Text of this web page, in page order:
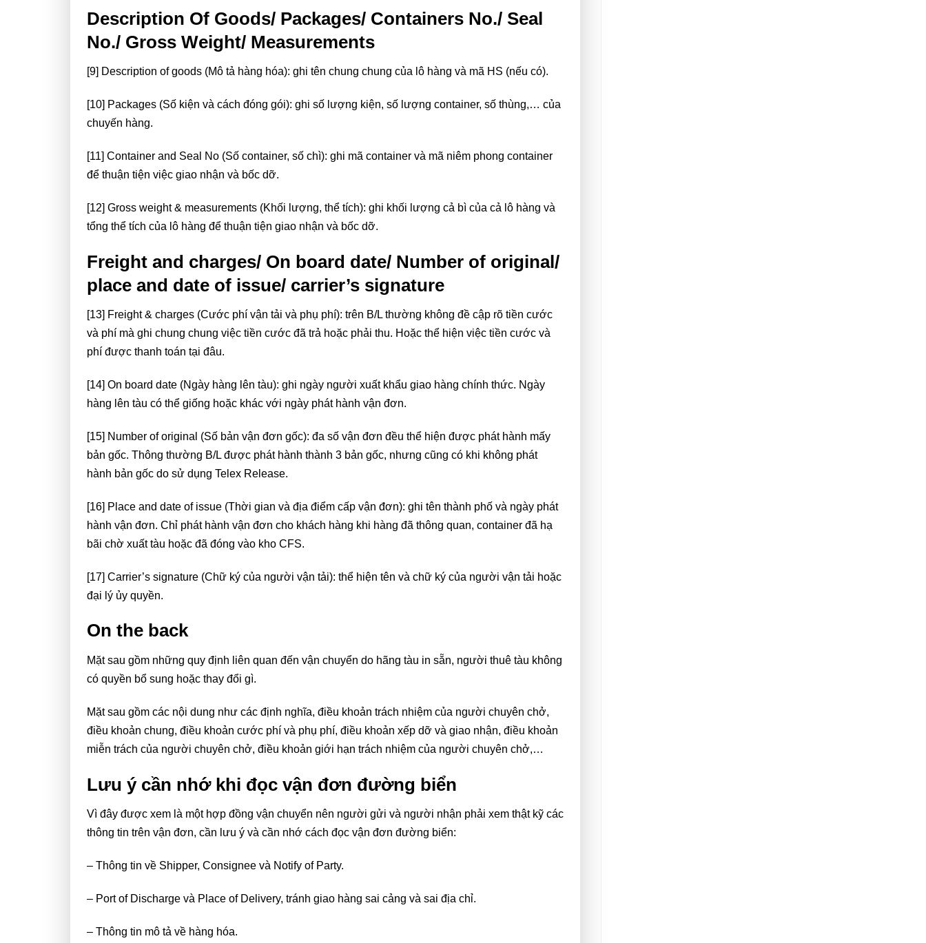
Description Of Goods/ Packages/ Containers No./ Seal
No./ Gross Weight/ Measurements
[9] Description of goods (Mô tả hàng hóa): ghi tên chung chung của lô hàng và mã HS (nếu có).
[10] Packages (Số kiện và cách đóng gói): ghi số lượng kiện, số lượng container, số thùng,… của
chuyến hàng.
[11] Container and Seal No (Số container, số chì): ghi mã container và mã niêm phong container
để thuận tiện việc giao nhận và bốc dỡ.
[12] Gross weight & measurements (Khối lượng, thể tích): ghi khối lượng cả bì của cả lô hàng và
tổng thể tích của lô hàng để thuận tiện giao nhận và bốc dỡ.
Freight and charges/ On board date/ Number of original/
place and date of issue/ carrier’s signature
[13] Freight & charges (Cước phí vận tải và phụ phí): trên B/L thường không đề cập rõ tiền cước
và phí mà ghi chung chung việc tiền cước đã trả hoặc phải thu. Hoặc thể hiện việc tiền cước và
phí được thanh toán tại đâu.
[14] On board date (Ngày hàng lên tàu): ghi ngày người xuất khẩu giao hàng chính thức. Ngày
hàng lên tàu có thể giống hoặc khác với ngày phát hành vận đơn.
[15] Number of original (Số bản vận đơn gốc): đa số vận đơn đều thể hiện được phát hành mấy
bản gốc. Thông thường B/L được phát hành thành 3 bản gốc, nhưng cũng có khi không phát
hành bản gốc do sử dụng Telex Release.
[16] Place and date of issue (Thời gian và địa điểm cấp vận đơn): ghi tên thành phố và ngày phát
hành vận đơn. Chỉ phát hành vận đơn cho khách hàng khi hàng đã thông quan, container đã hạ
bãi chờ xuất tàu hoặc đã đóng vào kho CFS.
[17] Carrier’s signature (Chữ ký của người vận tải): thể hiện tên và chữ ký của người vận tải hoặc
đại lý ủy quyền.
On the back
Mặt sau gồm những quy định liên quan đến vận chuyển do hãng tàu in sẵn, người thuê tàu không
có quyền bổ sung hoặc thay đổi gì.
Mặt sau gồm các nội dung như các định nghĩa, điều khoản trách nhiệm của người chuyên chở,
điều khoản chung, điều khoản cước phí và phụ phí, điều khoản xếp dỡ và giao nhận, điều khoản
miễn trách của người chuyên chở, điều khoản giới hạn trách nhiệm của người chuyên chở,…
Lưu ý cần nhớ khi đọc vận đơn đường biển
Vì đây được xem là một hợp đồng vận chuyển nên người gửi và người nhận phải xem thật kỹ các
thông tin trên vận đơn, cần lưu ý và cần nhớ cách đọc vận đơn đường biển:
– Thông tin về Shipper, Consignee và Notify of Party.
– Port of Discharge và Place of Delivery, tránh giao hàng sai cảng và sai địa chỉ.
– Thông tin mô tả về hàng hóa.